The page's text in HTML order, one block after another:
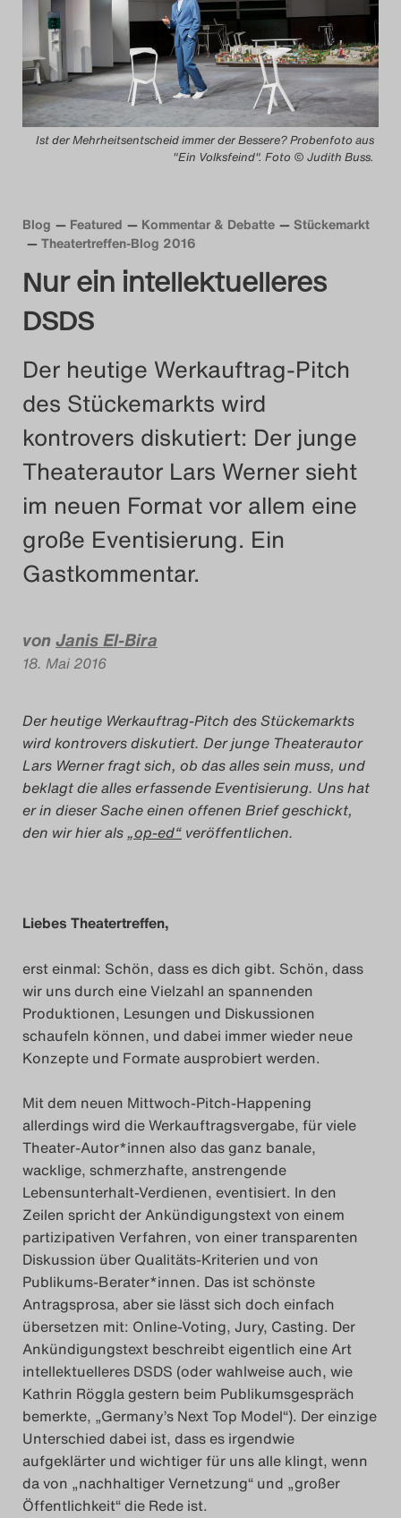
Das Theatertreffen-Blog
2014
Das Theatertreffen-Blog
2015
2016
Das Theatertreffen-Blog
Das Theatertreffen-Blog
2018
Das Theatertreffen-Blog
2018 Alumni
Das Theatertreffen-Blog
2019
Das Theatertreffen-Blog
Das Theatertreffen-Blog
2021
Das Theatertreffen-Blog
2022
Das Theatertreffen-Blog
Das Theatertreffen-Blog
2024
Das Theatertreffen-Blog
2025
Das Theatertreffen-Blog
Archiv
Impressum
Nutzungsbedingungen
Search
Ist der Mehrheitsentscheid immer der Bessere? Probenfoto aus
"Ein Volksfeind". Foto © Judith Buss.
Blog Featured Kommentar & Debatte
Stückemarkt
Theatertreffen-Blog 2016
Nur ein intellektuelleres
DSDS
Der heutige Werkauftrag-Pitch
des Stückemarkts wird
kontrovers diskutiert: Der junge
Theaterautor Lars Werner sieht
im neuen Format vor allem eine
große Eventisierung. Ein
Gastkommentar.
vonJanis El-Bira
18. Mai 2016
Der heutige Werkauftrag-Pitch des Stückemarkts
wird kontrovers diskutiert. Der junge Theaterautor
Lars Werner fragt sich, ob das alles sein muss, und
beklagt die alles erfassende Eventisierung. Uns hat
er in dieser Sache einen offenen Brief geschickt,
den wir hier als„op-ed“ veröffentlichen.
Liebes Theatertreffen,
erst einmal: Schön, dass es dich gibt. Schön, dass
wir uns durch eine Vielzahl an spannenden
Produktionen, Lesungen und Diskussionen
schaufeln können, und dabei immer wieder neue
Konzepte und Formate ausprobiert werden.
Mit dem neuen Mittwoch-Pitch-Happening
allerdings wird die Werkauftragsvergabe, für viele
Theater-Autor*innen also das ganz banale,
wacklige, schmerzhafte, anstrengende
Lebensunterhalt-Verdienen, eventisiert. In den
Zeilen spricht der Ankündigungstext von einem
partizipativen Verfahren, von einer transparenten
Diskussion über Qualitäts-Kriterien und von
Publikums-Berater*innen. Das ist schönste
Antragsprosa, aber sie lässt sich doch einfach
übersetzen mit: Online-Voting, Jury, Casting. Der
Ankündigungstext beschreibt eigentlich eine Art
intellektuelleres DSDS (oder wahlweise auch, wie
Kathrin Röggla gestern beim Publikumsgespräch
bemerkte, „Germany’s Next Top Model“). Der einzige
Unterschied dabei ist, dass es irgendwie
aufgeklärter und wichtiger für uns alle klingt, wenn
da von „nachhaltiger Vernetzung“ und „großer
Öffentlichkeit“ die Rede ist.